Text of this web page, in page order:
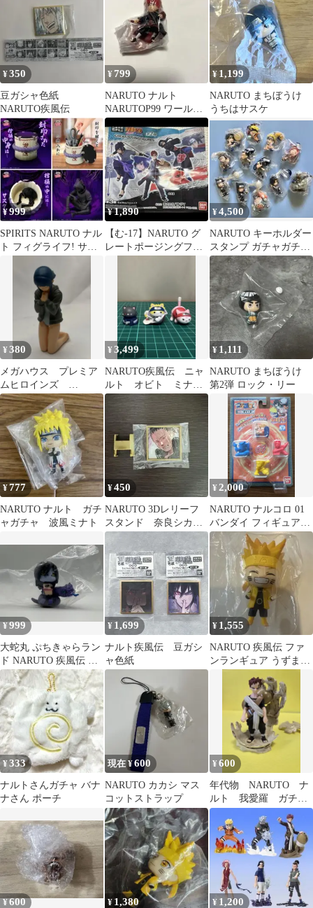
¥350
豆ガシャ色紙
NARUTO疾風伝
¥799
NARUTO ナルト
NARUTOP99 ワールド
コレクタブルフィギュ
ア サソリ
¥1,199
NARUTO まちぼうけ
うちはサスケ
¥999
SPIRITS NARUTO ナル
ト フィグライフ! サス
¥1,890
【む-17】NARUTO グ
レートポージングフィ
¥4,500
NARUTO キーホルダー
スタンプ ガチャガチ
ャ 12点セット
¥380
メガハウス プレミア
ムヒロインズ
NARUTO ヒナタ フィ
ギュア 土台なし
¥3,499
NARUTO疾風伝 ニャ
ルト オビト ミナ
ト サクラ
¥ 1,111
NARUTO まちぼうけ
第2弾 ロック・リー
¥777
NARUTO ナルト ガチ
ャガチャ 波風ミナト
¥450
NARUTO 3Dレリーフ
スタンド 奈良シカマ
ル ガチャガチャ
¥ 2,000
NARUTO ナルコロ 01
バンダイ フィギュアセ
ット
¥999
大蛇丸 ぷちきゃらラン
ド NARUTO 疾風伝 忍
界大戦編 フィギュア
¥ 1,699
ナルト疾風伝 豆ガシ
ャ色紙
¥ 1,555
NARUTO 疾風伝 ファ
ンランギュア うずまき
ナルト 六道仙人モード
¥ 333
ナルトさんガチャ バナ
ナさん ポーチ
現在 ¥600
NARUTO カカシ マス
コットストラップ
¥600
年代物 NARUTO ナ
ルト 我愛羅 ガチャ
フィギュア
¥600 ¥ 1,380 ¥ 1,200